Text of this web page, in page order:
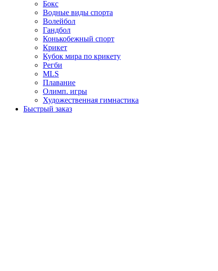
Бокс
Водные виды спорта
Волейбол
Гандбол
Конькобежный спорт
Крикет
Кубок мира по крикету
Регби
MLS
Плавание
Олимп. игры
Художественная гимнастика
Быстрый заказ